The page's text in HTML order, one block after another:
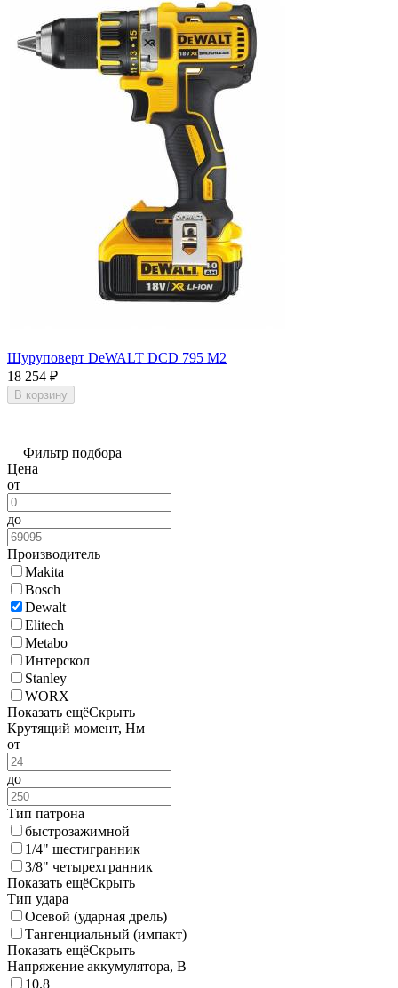
Шуруповерт DeWALT DCD 795 M2
18 254 ₽
В корзину
Фильтр подбора
Цена
от
до
Производитель
Makita
Bosch
Dewalt
Elitech
Metabo
Интерскол
Stanley
WORX
Показать ещёСкрыть
Крутящий момент, Нм
от
до
Тип патрона
быстрозажимной
1/4" шестигранник
3/8" четырехгранник
Показать ещёСкрыть
Тип удара
Осевой (ударная дрель)
Тангенциальный (импакт)
Показать ещёСкрыть
Напряжение аккумулятора, В
10.8